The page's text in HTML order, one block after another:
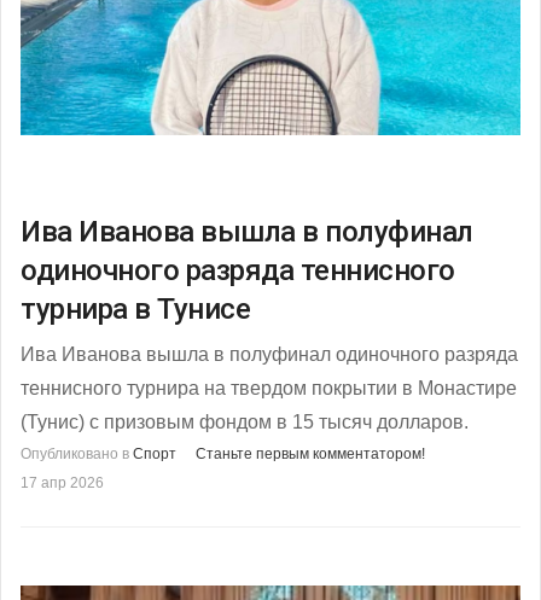
Ива Иванова вышла в полуфинал
одиночного разряда теннисного
турнира в Тунисе
Ива Иванова вышла в полуфинал одиночного разряда
теннисного турнира на твердом покрытии в Монастире
(Тунис) с призовым фондом в 15 тысяч долларов.
Опубликовано в Спорт
Станьте первым комментатором!
17 апр 2026